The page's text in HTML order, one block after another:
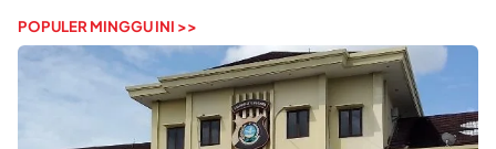
POPULER MINGGU INI >>